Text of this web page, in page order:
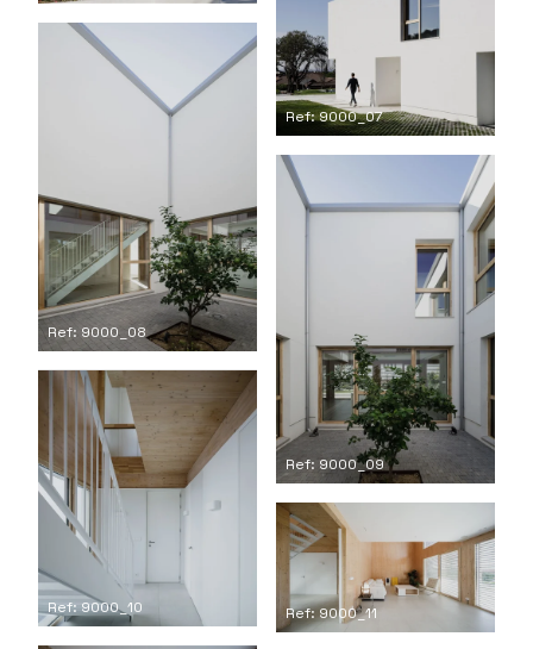
Ref: 9000_07
Ref: 9000_08
Ref: 9000_09
Ref: 9000_10 Ref: 9000_11